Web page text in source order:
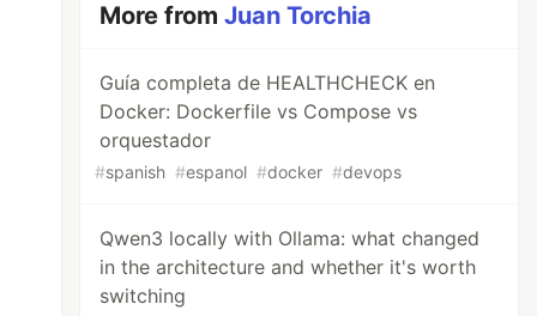
More fromJuan Torchia
Guía completa de HEALTHCHECK en
Docker: Dockerfile vs Compose vs
orquestador
#spanish #espanol #docker #devops
Qwen3 locally with Ollama: what changed
in the architecture and whether it's worth
switching